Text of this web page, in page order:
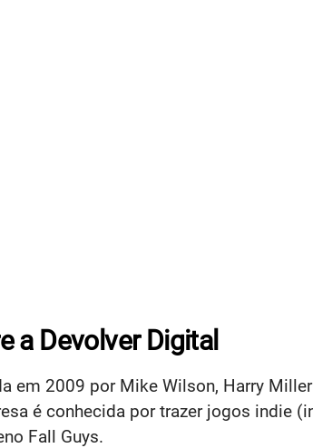
a Devolver Digital
em 2009 por Mike Wilson, Harry
é conhecida por trazer jogos indie
Fall Guys.